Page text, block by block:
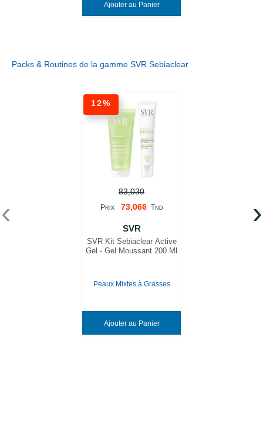
Ajouter au Panier
Packs & Routines de la gamme SVR Sebiaclear
12%
83,030
PRIX 73,066 TND
SVR
SVR Kit Sebiaclear Active
Gel - Gel Moussant 200 Ml
Peaux Mixtes à Grasses
Ajouter au Panier
‹ ›